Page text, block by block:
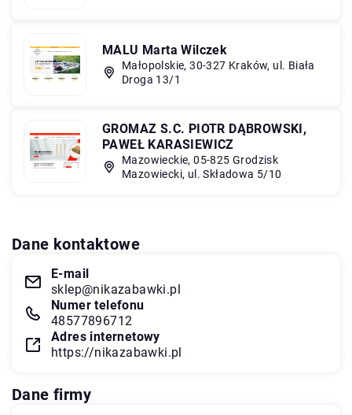
MALU Marta Wilczek
Małopolskie, 30-327 Kraków, ul. Biała
Droga 13/1
GROMAZ S.C. PIOTR DĄBROWSKI,
PAWEŁ KARASIEWICZ
Mazowieckie, 05-825 Grodzisk
Mazowiecki, ul. Składowa 5/10
Dane kontaktowe
E-mail
sklep@nikazabawki.pl
Numer telefonu
48577896712
Adres internetowy
https://nikazabawki.pl
Dane firmy